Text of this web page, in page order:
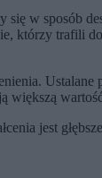
w sposób
którzy trafili
Ustalane
większą
jest